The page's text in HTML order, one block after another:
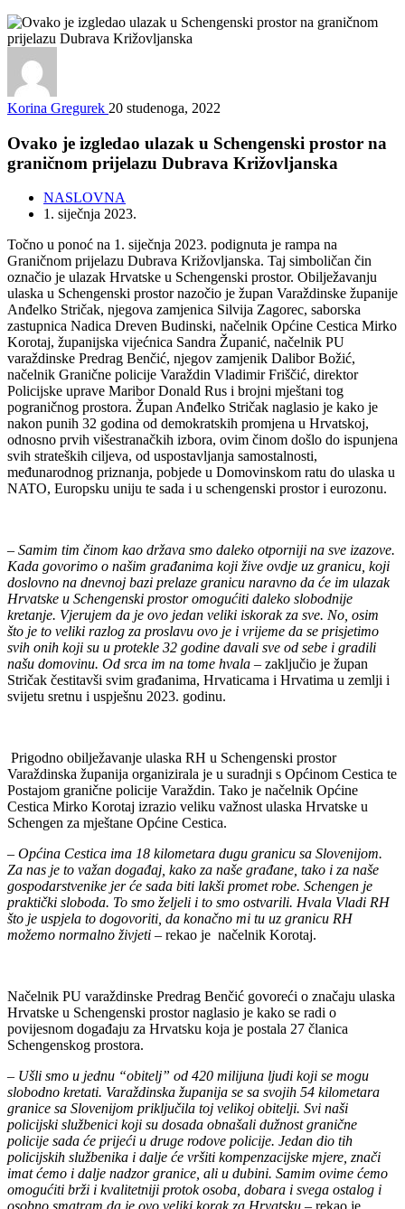
Korina Gregurek 20 studenoga, 2022
Ovako je izgledao ulazak u Schengenski prostor na
graničnom prijelazu Dubrava Križovljanska
NASLOVNA
1. siječnja 2023.
Točno u ponoć na 1. siječnja 2023. podignuta je rampa na
Graničnom prijelazu Dubrava Križovljanska. Taj simboličan čin
označio je ulazak Hrvatske u Schengenski prostor. Obilježavanju
ulaska u Schengenski prostor nazočio je župan Varaždinske županije
Anđelko Stričak, njegova zamjenica Silvija Zagorec, saborska
zastupnica Nadica Dreven Budinski, načelnik Općine Cestica Mirko
Korotaj, županijska vijećnica Sandra Županić, načelnik PU
varaždinske Predrag Benčić, njegov zamjenik Dalibor Božić,
načelnik Granične policije Varaždin Vladimir Friščić, direktor
Policijske uprave Maribor Donald Rus i brojni mještani tog
pograničnog prostora. Župan Anđelko Stričak naglasio je kako je
nakon punih 32 godina od demokratskih promjena u Hrvatskoj,
odnosno prvih višestranačkih izbora, ovim činom došlo do ispunjena
svih strateških ciljeva, od uspostavljanja samostalnosti,
međunarodnog priznanja, pobjede u Domovinskom ratu do ulaska u
NATO, Europsku uniju te sada i u schengenski prostor i eurozonu.
– Samim tim činom kao država smo daleko otporniji na sve izazove.
Kada govorimo o našim građanima koji žive ovdje uz granicu, koji
doslovno na dnevnoj bazi prelaze granicu naravno da će im ulazak
Hrvatske u Schengenski prostor omogućiti daleko slobodnije
kretanje. Vjerujem da je ovo jedan veliki iskorak za sve. No, osim
što je to veliki razlog za proslavu ovo je i vrijeme da se prisjetimo
svih onih koji su u protekle 32 godine davali sve od sebe i gradili
našu domovinu. Od srca im na tome hvala – zaključio je župan
Stričak čestitavši svim građanima, Hrvaticama i Hrvatima u zemlji i
svijetu sretnu i uspješnu 2023. godinu.
Prigodno obilježavanje ulaska RH u Schengenski prostor
Varaždinska županija organizirala je u suradnji s Općinom Cestica te
Postajom granične policije Varaždin. Tako je načelnik Općine
Cestica Mirko Korotaj izrazio veliku važnost ulaska Hrvatske u
Schengen za mještane Općine Cestica.
– Općina Cestica ima 18 kilometara dugu granicu sa Slovenijom.
Za nas je to važan događaj, kako za naše građane, tako i za naše
gospodarstvenike jer će sada biti lakši promet robe. Schengen je
praktički sloboda. To smo željeli i to smo ostvarili. Hvala Vladi RH
što je uspjela to dogovoriti, da konačno mi tu uz granicu RH
možemo normalno živjeti – rekao je načelnik Korotaj.
Načelnik PU varaždinske Predrag Benčić govoreći o značaju ulaska
Hrvatske u Schengenski prostor naglasio je kako se radi o
povijesnom događaju za Hrvatsku koja je postala 27 članica
Schengenskog prostora.
– Ušli smo u jednu “obitelj” od 420 milijuna ljudi koji se mogu
slobodno kretati. Varaždinska županija se sa svojih 54 kilometara
granice sa Slovenijom priključila toj velikoj obitelji. Svi naši
policijski službenici koji su dosada obnašali dužnost granične
policije sada će prijeći u druge rodove policije. Jedan dio tih
policijskih službenika i dalje će vršiti kompenzacijske mjere, znači
imat ćemo i dalje nadzor granice, ali u dubini. Samim ovime ćemo
omogućiti brži i kvalitetniji protok osoba, dobara i svega ostalog i